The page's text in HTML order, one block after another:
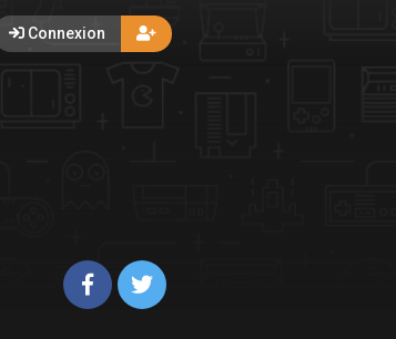
Connexion